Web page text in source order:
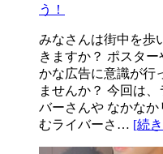
う！
みなさんは街中を歩
きますか？ ポスタ
かな広告に意識が行
ませんか？ 今回は
バーさんや なかな
むライバーさ… [続